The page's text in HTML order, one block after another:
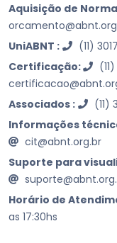
Aquisição de
UniABNT :
(11)
Certificação:
Associados :
(11)
Informações
cit@abnt.org.br
Suporte para
Horário de
as 17:30hs